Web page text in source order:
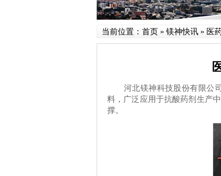
当前位置： 首页 » 镁神快讯 » 医
河北镁神科技股份有限公司
料，广泛应用于抗酸药剂生产
撑。